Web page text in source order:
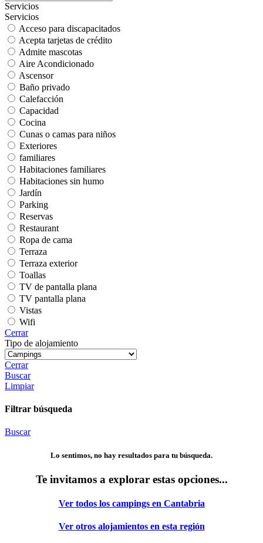
Servicios
Servicios
Acceso para discapacitados
Acepta tarjetas de crédito
Admite mascotas
Aire Acondicionado
Ascensor
Baño privado
Calefacción
Capacidad
Cocina
Cunas o camas para niños
Exteriores
familiares
Habitaciones familiares
Habitaciones sin humo
Jardín
Parking
Reservas
Restaurant
Ropa de cama
Terraza
Terraza exterior
Toallas
TV de pantalla plana
TV pantalla plana
Vistas
Wifi
Cerrar
Tipo de alojamiento
Cerrar
Buscar
Limpiar
Filtrar búsqueda
Buscar
Lo sentimos, no hay resultados para tu búsqueda.
Te invitamos a explorar estas opciones...
Ver todos los campings en Cantabria
Ver otros alojamientos en esta región